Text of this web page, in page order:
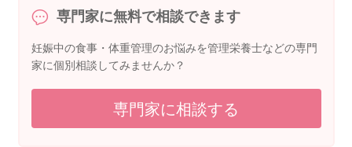
専門家に無料で相談できます
妊娠中の食事・体重管理のお悩みを管理栄養士などの専門
家に個別相談してみませんか？
専門家に相談する